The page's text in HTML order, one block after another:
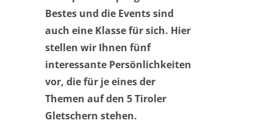
Bestes und die Events sind
auch eine Klasse für sich. Hier
stellen wir Ihnen fünf
interessante Persönlichkeiten
vor, die für je eines der
Themen auf den 5 Tiroler
Gletschern stehen.